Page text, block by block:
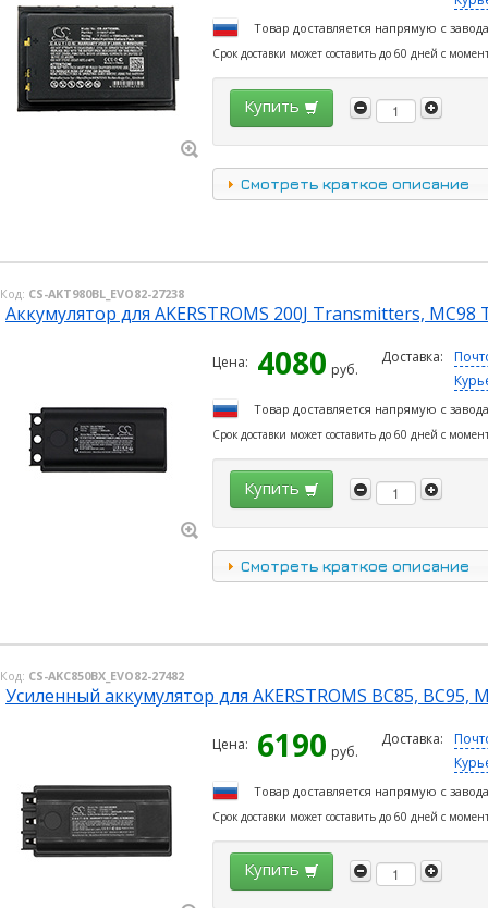
Товар доставляется напрямую с
Срок доставки может составить до 60 дней с
Купить
Смотреть краткое описание
Код: CS-AKT980BL_EVO82-27238
Аккумулятор для AKERSTROMS 200J Transmitters,
Цена: 4080 руб.
Доставка:
Товар доставляется напрямую с
Срок доставки может составить до 60 дней с
Купить
Смотреть краткое описание
Код: CS-AKC850BX_EVO82-27482
Усиленный аккумулятор для AKERSTROMS BC85, BC95,
Цена: 6190 руб.
Доставка:
Товар доставляется напрямую с
Срок доставки может составить до 60 дней с
Купить